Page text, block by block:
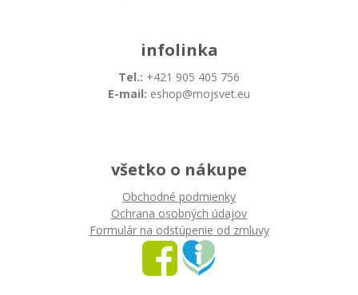
infolinka
Tel.: +421 905 405 756
E-mail: eshop@mojsvet.eu
všetko o nákupe
Obchodné podmienky
Ochrana osobných údajov
Formulár na odstúpenie od zmluvy